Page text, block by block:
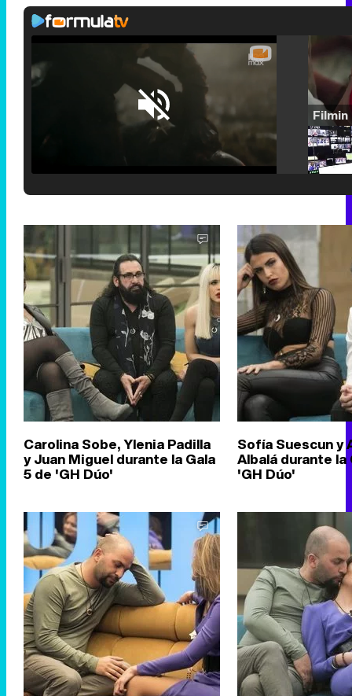
Carolina Sobe, Ylenia Padilla
y Juan Miguel durante la Gala
5 de 'GH Dúo'
Sofía Suescun y
Albalá durante la
'GH Dúo'